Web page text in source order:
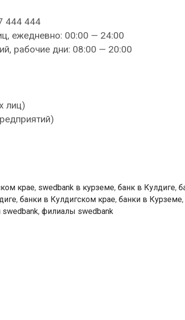
444 444
ежедневно: 00:00 — 24:00
рабочие дни: 08:00 — 20:00
лиц)
крае, swedbank в курземе, банк в Кулдиге,
, банки в Кулдигском крае, банки в Курземе,
, филиалы swedbank